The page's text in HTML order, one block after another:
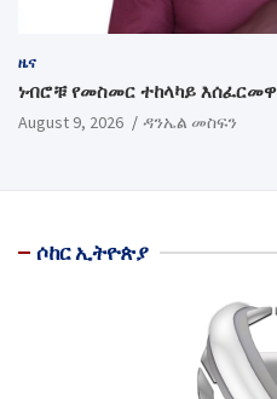
ዜና
ነብሮቹ የመስመር ተከላካይ
August 9, 2026 ዳንኤል መስፍን
ሶከር ኢትዮጵያ